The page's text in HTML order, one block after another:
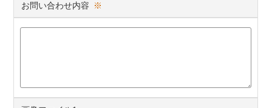
お問い合わせ内容 ※